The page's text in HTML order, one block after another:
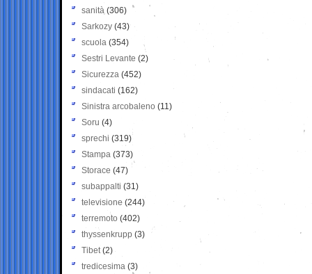
sanità (306)
Sarkozy (43)
scuola (354)
Sestri Levante (2)
Sicurezza (452)
sindacati (162)
Sinistra arcobaleno (11)
Soru (4)
sprechi (319)
Stampa (373)
Storace (47)
subappalti (31)
televisione(244)
terremoto (402)
thyssenkrupp (3)
Tibet(2)
tredicesima (3)